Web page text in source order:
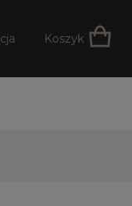
Koszyk